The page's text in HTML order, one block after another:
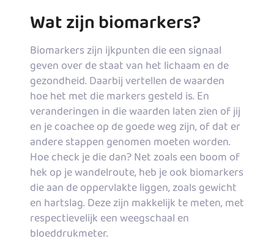
Wat zijn biomarkers?
Biomarkers zijn ijkpunten die een signaal
geven over de staat van het lichaam en de
gezondheid. Daarbij vertellen de waarden
hoe het met die markers gesteld is. En
veranderingen in die waarden laten zien of jij
en je coachee op de goede weg zijn, of dat er
andere stappen genomen moeten worden.
Hoe check je die dan? Net zoals een boom of
hek op je wandelroute, heb je ook biomarkers
die aan de oppervlakte liggen, zoals gewicht
en hartslag. Deze zijn makkelijk te meten, met
respectievelijk een weegschaal en
bloeddrukmeter.